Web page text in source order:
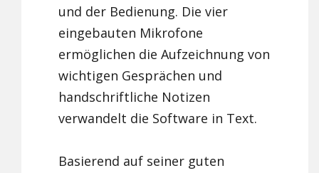
und der Bedienung. Die vier
eingebauten Mikrofone
ermöglichen die Aufzeichnung von
wichtigen Gesprächen und
handschriftliche Notizen
verwandelt die Software in Text.
Basierend auf seiner guten